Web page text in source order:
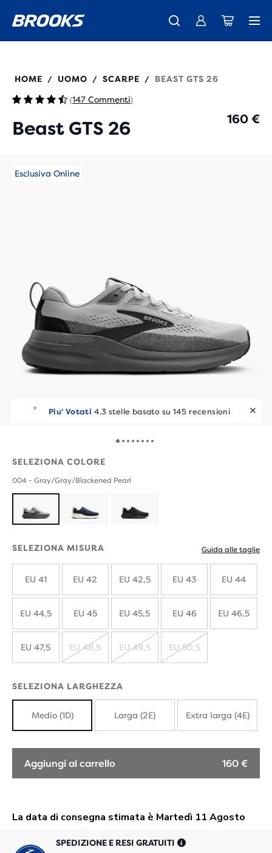
Spedizione gratuita per gli ordini superiori a € 100
La nuovissima Ghost Amp è arrivata - Acquista Donna Uomo
Ti presentiamo la nuova collezione Cascadia - Acquista ora
110455
HOME / UOMO / SCARPE / BEAST GTS 26
(147 Commenti)
Beast GTS 26 160 €
Piu' Votati 4.3 stelle basato su 145 recensioni
Esclusiva Online
SELEZIONA COLORE
004 - Gray/Gray/Blackened Pearl
SELEZIONA MISURA Guida alle taglie
EU 41 EU 42 EU 42,5 EU 43 EU 44
EU 44,5 EU 45 EU 45,5 EU 46 EU 46,5
EU 47,5
ESAURITO
EU 48,5
ESAURITO
EU 49,5 EU 50,5
SELEZIONA LARGHEZZA
Medio (1D) Larga (2E) Extra larga (4E)
Aggiungi al carrello 160 €
SPEDIZIONE E RESI GRATUITI